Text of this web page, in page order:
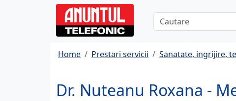
Home Prestari servicii Sanatate, ingrijire,
Dr. Nuteanu Roxana -